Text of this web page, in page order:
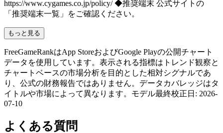
https://www.cygames.co.jp/policy/ ◆推奨端末 公式サイトの
「推奨端末一覧」をご確認ください。
もっと見る
FreeGameRankはApp StoreおよびGoogle Playの公開チャート
データを使用しています。表示される指標はトレンド観察と
チャートベースの市場分析を目的とした相対シグナルであ
り、公式の財務報告ではありません。データカバレッジはタ
イトルや市場によって異なります。 モデル最終校正日 : 2026-
07-10
よくある質問